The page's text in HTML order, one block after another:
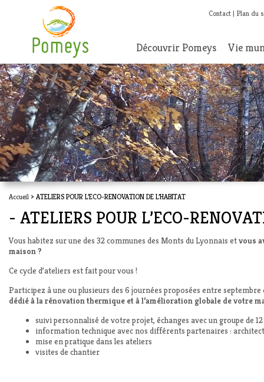
Contact Plan du
Découvrir Pomeys Vie
Accueil > ATELIERS POUR L’ECO-RENOVATION DE L’HABITAT
- ATELIERS POUR L’ECO-
Vous habitez sur une des 32 communes des Monts du Lyonnais etvous
maison ?
Ce cycle d’ateliers est fait pour vous !
Participez à une ou plusieurs des 6 journées proposées entre
dédié à la rénovation thermique et à l’amélioration globale de votre
suivi personnalisé de votre projet, échanges avec un groupe de
information technique avec nos différents partenaires :
mise en pratique dans les ateliers
visites de chantier